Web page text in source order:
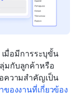
เมื่อมีการระบุขั้น
มกับลูกค้าหรือ
ความสำคัญเป็น
ของงานที่เกี่ยวข้อง